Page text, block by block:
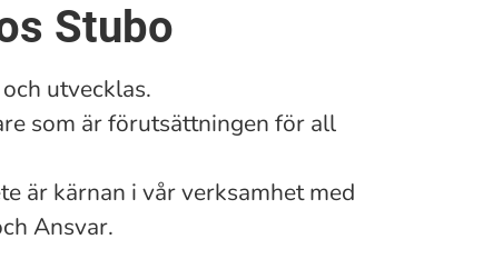
Stubo
utvecklas.
som är förutsättningen för all
är kärnan i vår verksamhet med
Ansvar.